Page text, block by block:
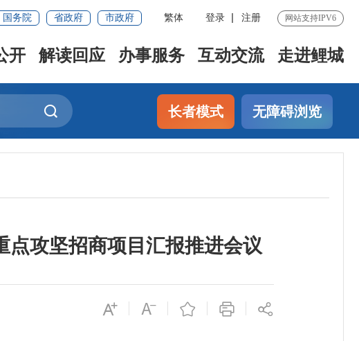
国务院 省政府 市政府 繁体 登录 注册 网站支持IPV6
开 解读回应 办事服务 互动交流 走进鲤城
长者模式 无障碍浏览
点攻坚招商项目汇报推进会议